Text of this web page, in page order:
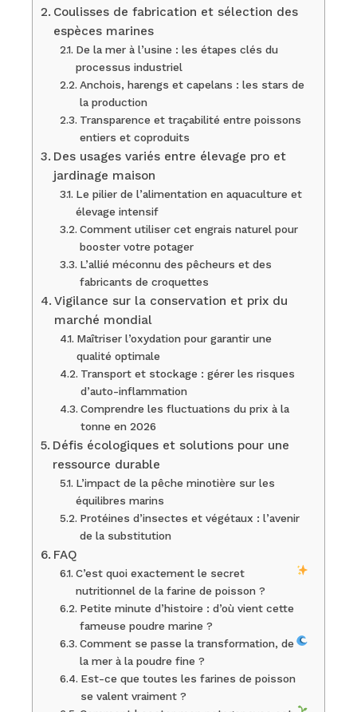
Coulisses de fabrication et sélection des
espèces marines
De la mer à l’usine : les étapes clés du
processus industriel
Anchois, harengs et capelans : les stars de
la production
Transparence et traçabilité entre poissons
entiers et coproduits
Des usages variés entre élevage pro et
jardinage maison
Le pilier de l’alimentation en aquaculture et
élevage intensif
Comment utiliser cet engrais naturel pour
booster votre potager
L’allié méconnu des pêcheurs et des
fabricants de croquettes
Vigilance sur la conservation et prix du
marché mondial
Maîtriser l’oxydation pour garantir une
qualité optimale
Transport et stockage : gérer les risques
d’auto-inflammation
Comprendre les fluctuations du prix à la
tonne en 2026
Défis écologiques et solutions pour une
ressource durable
L’impact de la pêche minotière sur les
équilibres marins
Protéines d’insectes et végétaux : l’avenir
de la substitution
FAQ
C’est quoi exactement le secret
nutritionnel de la farine de poisson ?
Petite minute d’histoire : d’où vient cette
fameuse poudre marine ?
Comment se passe la transformation, de
la mer à la poudre fine ?
Est-ce que toutes les farines de poisson
se valent vraiment ?